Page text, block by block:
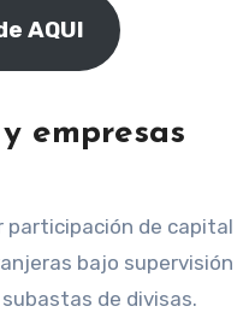
AQUI
empresas
participación de capital
bajo supervisión
de divisas.